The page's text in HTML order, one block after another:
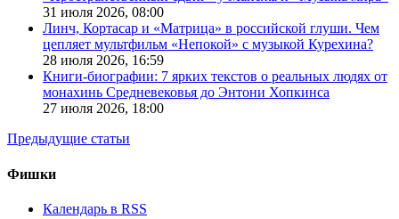
31 июля 2026, 08:00
Линч, Кортасар и «Матрица» в российской глуши. Чем
цепляет мультфильм «Непокой» с музыкой Курехина?
28 июля 2026, 16:59
Книги-биографии: 7 ярких текстов о реальных людях от
монахинь Средневековья до Энтони Хопкинса
27 июля 2026, 18:00
Предыдущие статьи
Фишки
Календарь в RSS